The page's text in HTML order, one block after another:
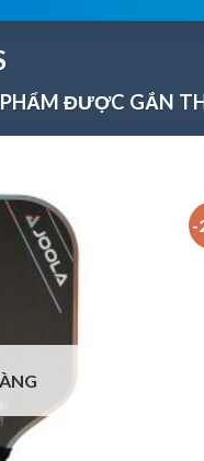
ĐƯỢC GẮN
-